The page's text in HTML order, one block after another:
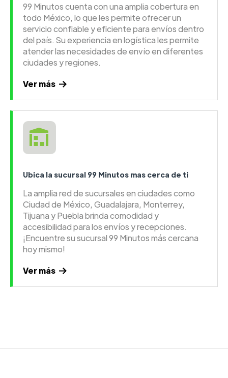
99 Minutos cuenta con una amplia cobertura en
todo México, lo que les permite ofrecer un
servicio confiable y eficiente para envíos dentro
del país. Su experiencia en logística les permite
atender las necesidades de envío en diferentes
ciudades y regiones.
Ver más
Ubica la sucursal 99 Minutos mas cerca de ti
La amplia red de sucursales en ciudades como
Ciudad de México, Guadalajara, Monterrey,
Tijuana y Puebla brinda comodidad y
accesibilidad para los envíos y recepciones.
¡Encuentre su sucursal 99 Minutos más cercana
hoy mismo!
Ver más